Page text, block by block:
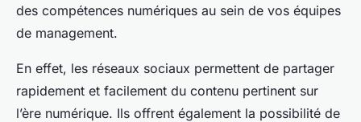
des compétences numériques au sein de vos équipes
de management.
En effet, les réseaux sociaux permettent de partager
rapidement et facilement du contenu pertinent sur
l’ère numérique. Ils offrent également la possibilité de